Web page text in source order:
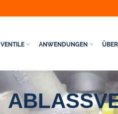
VENTILE ANWENDUNGEN